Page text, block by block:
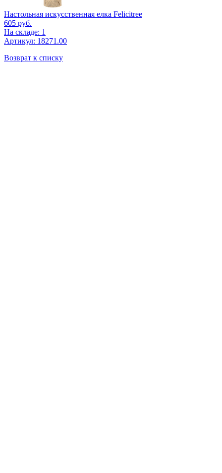
Настольная искусственная елка Felicitree
605 руб.
На складе: 1
Артикул: 18271.00
Возврат к списку